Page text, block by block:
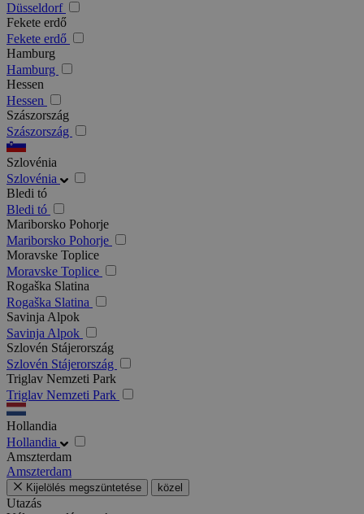
Düsseldorf
Fekete erdő
Fekete erdő
Hamburg
Hamburg
Hessen
Hessen
Szászország
Szászország
Szlovénia
Szlovénia
Bledi tó
Bledi tó
Mariborsko Pohorje
Mariborsko Pohorje
Moravske Toplice
Moravske Toplice
Rogaška Slatina
Rogaška Slatina
Savinja Alpok
Savinja Alpok
Szlovén Stájerország
Szlovén Stájerország
Triglav Nemzeti Park
Triglav Nemzeti Park
Hollandia
Hollandia
Amszterdam
Amszterdam
Kijelölés megszüntetése közel
Utazás